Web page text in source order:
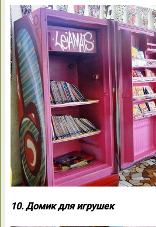
10. Домик для игрушек